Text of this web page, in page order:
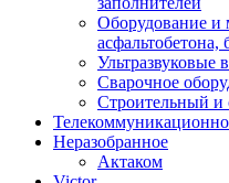
Оборудование и
асфальтобетона,
Ультразвуковые
Сварочное
Строительный и
Неразобранное
Актаком